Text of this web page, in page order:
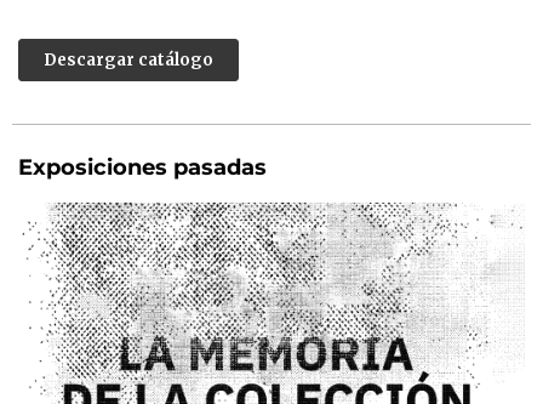
Descargar catálogo
Exposiciones pasadas
A 50 AÑOS DEL GOLPE DE ESTADO DE 1976, EL MUSEO DE ARTE
MODERNO DE BUENOS AIRES Y EL PARQUE DE LA MEMORIA
PRESENTARÁN UNA EXPOSICIÓN QUE REÚNE OBRAS HISTÓRICAS
DEL PATRIMONIO DEL MUSEO, CREADAS POR ARTISTAS
ARGENTINOS QUE DENUNCIARON Y RESISTIERON DESDE EL ARTE
A LA VIOLENCIA DEL TERRORISMO DE ESTADO.